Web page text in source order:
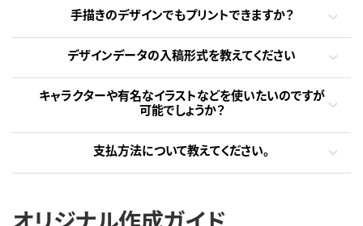
手描きのデザインでもプリントできますか？
デザインデータの入稿形式を教えてください
キャラクターや有名なイラストなどを使いたいのですが
可能でしょうか？
支払方法について教えてください。